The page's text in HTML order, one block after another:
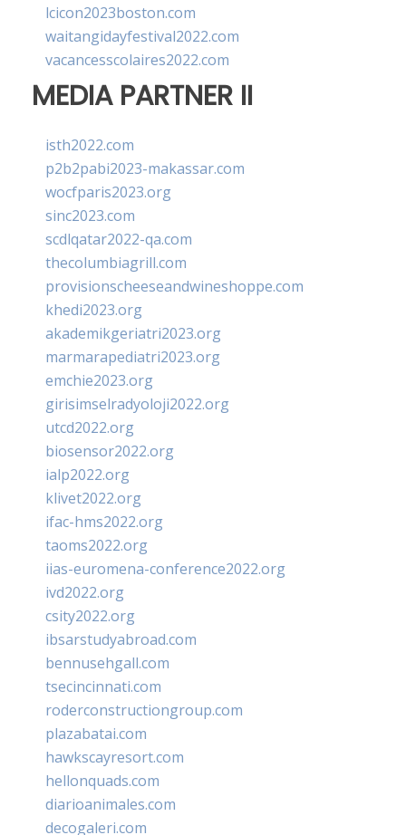
lcicon2023boston.com
waitangidayfestival2022.com
vacancesscolaires2022.com
MEDIA PARTNER II
isth2022.com
p2b2pabi2023-makassar.com
wocfparis2023.org
sinc2023.com
scdlqatar2022-qa.com
thecolumbiagrill.com
provisionscheeseandwineshoppe.com
khedi2023.org
akademikgeriatri2023.org
marmarapediatri2023.org
emchie2023.org
girisimselradyoloji2022.org
utcd2022.org
biosensor2022.org
ialp2022.org
klivet2022.org
ifac-hms2022.org
taoms2022.org
iias-euromena-conference2022.org
ivd2022.org
csity2022.org
ibsarstudyabroad.com
bennusehgall.com
tsecincinnati.com
roderconstructiongroup.com
plazabatai.com
hawkscayresort.com
hellonquads.com
diarioanimales.com
decogaleri.com